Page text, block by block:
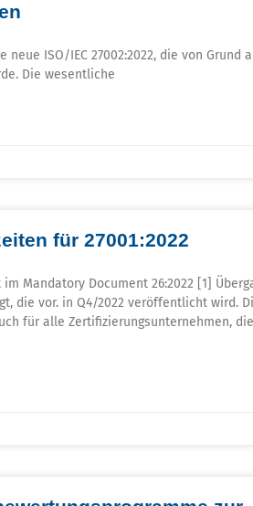
ISO/IEC 27002:2022, die von Grund
Die wesentliche
für 27001:2022
Mandatory Document 26:2022 [1]
die vor. in Q4/2022 veröffentlicht wird.
für alle Zertifizierungsunternehmen,